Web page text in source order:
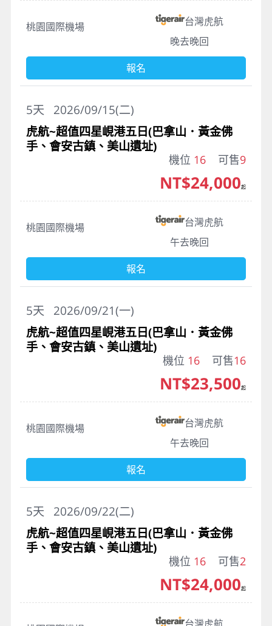
桃園國際機場
台灣虎航
晚去晚回
報名
2026/09/15(二)
5天
虎航~超值四星峴港五日(巴拿山．黃金佛
手、會安古鎮、美山遺址)
機位 16 可售9
桃園國際機場
台灣虎航
午去晚回
NT$24,000起
報名
2026/09/21(一)
5天
虎航~超值四星峴港五日(巴拿山．黃金佛
手、會安古鎮、美山遺址)
機位 16 可售16
桃園國際機場
台灣虎航
午去晚回
NT$23,500起
報名
2026/09/22(二)
5天
虎航~超值四星峴港五日(巴拿山．黃金佛
手、會安古鎮、美山遺址)
機位 16 可售2
台灣虎航
NT$24,000起